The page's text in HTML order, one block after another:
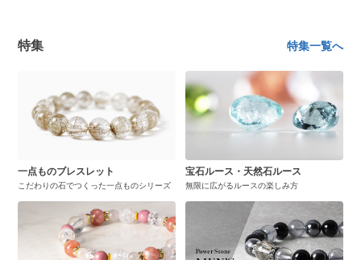
特集 特集一覧へ
一点ものブレスレット
こだわりの石でつくった一点ものシリーズ
宝石ルース・天然石ルース
無限に広がるルースの楽しみ方